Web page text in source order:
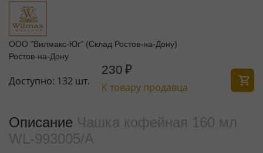
ООО "Вилмакс-Юг" (Склад Ростов-на-Дону)
Ростов-на-Дону
Доступно: 132 шт.
230 ₽
К товару продавца
Описание Чашка кофейная 160 мл
WL‑993005/A